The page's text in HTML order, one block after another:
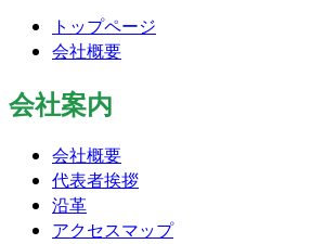
トップページ
会社概要
会社案内
会社概要
代表者挨拶
沿革
アクセスマップ